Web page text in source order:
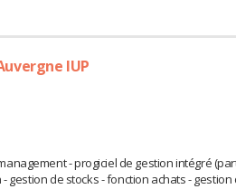
IUP
- progiciel de gestion intégré
gestion de stocks - fonction achats - gestion